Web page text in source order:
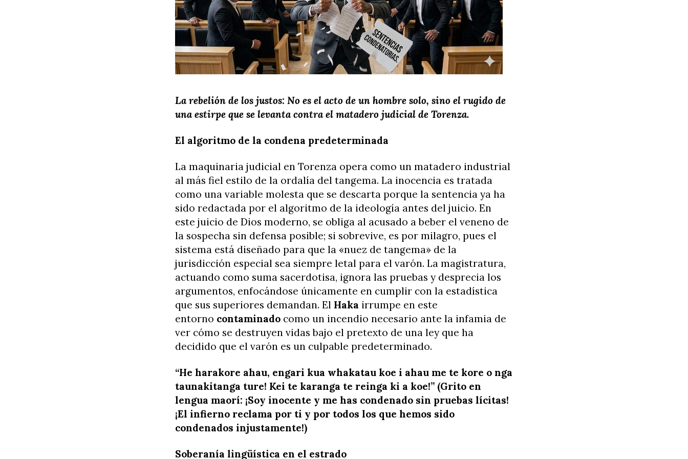
La rebelión de los justos: No es el acto de un hombre solo, sino el rugido de
una estirpe que se levanta contra el matadero judicial de Torenza.
El algoritmo de la condena predeterminada
La maquinaria judicial en Torenza opera como un matadero industrial
al más fiel estilo de la ordalía del tangema. La inocencia es tratada
como una variable molesta que se descarta porque la sentencia ya ha
sido redactada por el algoritmo de la ideología antes del juicio. En
este juicio de Dios moderno, se obliga al acusado a beber el veneno de
la sospecha sin defensa posible; si sobrevive, es por milagro, pues el
sistema está diseñado para que la «nuez de tangema» de la
jurisdicción especial sea siempre letal para el varón. La magistratura,
actuando como suma sacerdotisa, ignora las pruebas y desprecia los
argumentos, enfocándose únicamente en cumplir con la estadística
que sus superiores demandan. El Haka irrumpe en este
entorno contaminado como un incendio necesario ante la infamia de
ver cómo se destruyen vidas bajo el pretexto de una ley que ha
decidido que el varón es un culpable predeterminado.
“He harakore ahau, engari kua whakatau koe i ahau me te kore o nga
taunakitanga ture! Kei te karanga te reinga ki a koe!” (Grito en
lengua maorí: ¡Soy inocente y me has condenado sin pruebas lícitas!
¡El infierno reclama por ti y por todos los que hemos sido
condenados injustamente!)
Soberanía lingüística en el estrado